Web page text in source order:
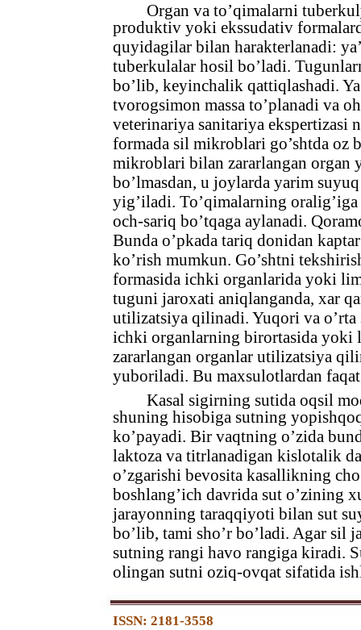
ISSN: 2181-3558
Organ va to’qimalarni
produktiv yoki ekssudativ
quyidagilar bilan harakterlanadi:
tuberkulalar hosil bo’ladi.
bo’lib, keyinchalik qattiqlashadi.
tvorogsimon massa to’planadi va
veterinariya sanitariya ekspertizasi
formada sil mikroblari go’shtda oz
mikroblari bilan zararlangan organ
bo’lmasdan, u joylarda yarim
yig’iladi. To’qimalarning
och-sariq bo’tqaga aylanadi.
Bunda o’pkada tariq donidan
ko’rish mumkun. Go’shtni
formasida ichki organlarida yoki
tuguni jaroxati aniqlanganda, xar
utilizatsiya qilinadi. Yuqori va
ichki organlarning birortasida yoki
zararlangan organlar utilizatsiya
yuboriladi. Bu maxsulotlardan
Kasal sigirning sutida oqsil
shuning hisobiga sutning
ko’payadi. Bir vaqtning o’zida
laktoza va titrlanadigan kislotalik
o’zgarishi bevosita kasallikning
boshlang’ich davrida sut o’zining
jarayonning taraqqiyoti bilan sut
bo’lib, tami sho’r bo’ladi. Agar sil
sutning rangi havo rangiga kiradi.
olingan sutni oziq-ovqat sifatida